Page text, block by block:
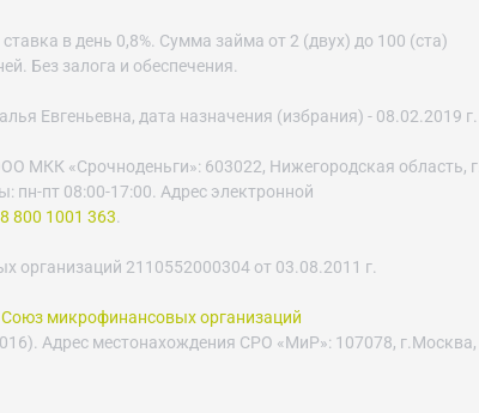
в день 0,8%. Сумма займа от 2 (двух) до 100 (ста)
Без залога и обеспечения.
Евгеньевна, дата назначения (избрания) - 08.02.2019 г.
МКК «Срочноденьги»: 603022, Нижегородская область, г.
пн-пт 08:00-17:00. Адрес электронной
8 800 1001 363
организаций 2110552000304 от 03.08.2011 г.
микрофинансовых организаций
Адрес местонахождения СРО «МиР»: 107078, г.Москва,